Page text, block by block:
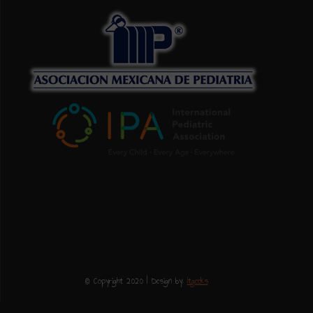
© Copyright 2020 | Design by:Itgeeks